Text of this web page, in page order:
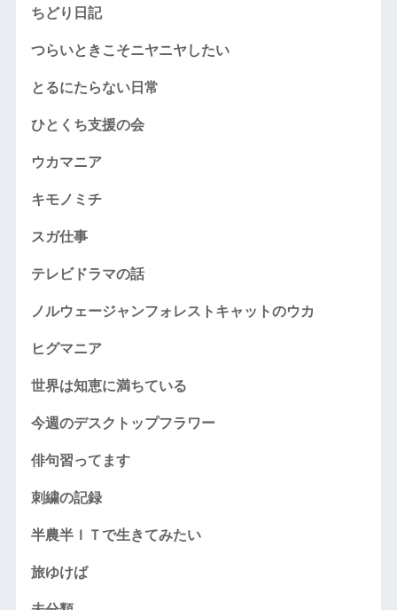
ちどり日記
つらいときこそニヤニヤしたい
とるにたらない日常
ひとくち支援の会
ウカマニア
キモノミチ
スガ仕事
テレビドラマの話
ノルウェージャンフォレストキャットのウカ
ヒグマニア
世界は知恵に満ちている
今週のデスクトップフラワー
俳句習ってます
刺繍の記録
半農半ＩＴで生きてみたい
旅ゆけば